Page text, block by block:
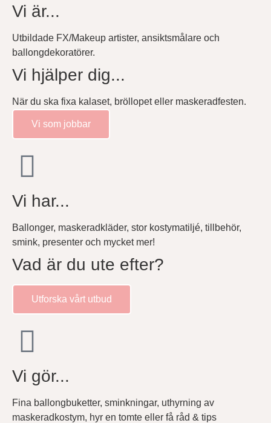
Vi är...
Utbildade FX/Makeup artister, ansiktsmålare och
ballongdekoratörer.
Vi hjälper dig...
När du ska fixa kalaset, bröllopet eller maskeradfesten.
Vi som jobbar
Vi har...
Ballonger, maskeradkläder, stor kostymatiljé, tillbehör,
smink, presenter och mycket mer!
Vad är du ute efter?
Utforska vårt utbud
Vi gör...
Fina ballongbuketter, sminkningar, uthyrning av
maskeradkostym, hyr en tomte eller få råd & tips